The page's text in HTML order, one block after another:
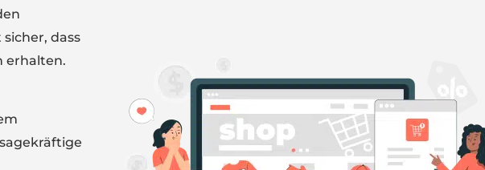
dass
erhalten.